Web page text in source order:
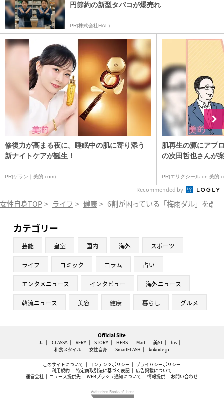
円節約の新型タバコが爆売れ
PR(株式会社HAL)
修復力が高まる夜に。睡眠中の肌に寄り添う
新ナイトケアが誕生！
PR(ゲラン｜美的.com)
肌再生の源にアプ
の次田哲也さんが
PR(エリクシール on 美的
Recommended by
女性自身TOP > ライフ > 健康 > 6割が困っている「梅雨ダル」を改
カテゴリー
芸能 皇室 国内 海外 スポーツ
ライフ コミック コラム 占い
エンタメニュース インタビュー 海外ニュース
韓流ニュース 美容 健康 暮らし グルメ
Official Site
JJ CLASSY. VERY STORY HERS Mart 美ST
bis
和食スタイル
女性自身 SmartFLASH kokode.jp
このサイトについて コンテンツポリシー
プライバシーポリシー
利用規約
特定商取引法に基づく表記
広告掲載について
運営会社
ニュース提供先 WEBプッシュ通知について 情報提供 お問い合わせ